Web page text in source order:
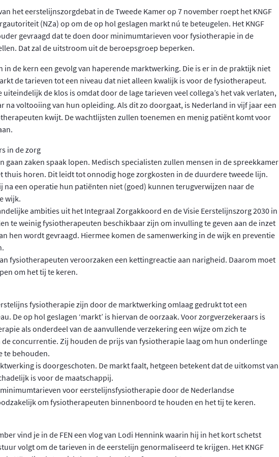
het eerstelijnszorgdebat in de Tweede Kamer op 7 november roept het KNGF
(NZa) op om de op hol geslagen markt nú te beteugelen. Het KNGF
gevraagd dat te doen door minimumtarieven voor fysiotherapie in de
Dat zal de uitstroom uit de beroepsgroep beperken.
in de kern een gevolg van haperende marktwerking. Die is er in de praktijk niet
de tarieven tot een niveau dat niet alleen kwalijk is voor de fysiotherapeut.
uiteindelijk de klos is omdat door de lage tarieven veel collega’s het vak verlaten,
na voltooiing van hun opleiding. Als dit zo doorgaat, is Nederland in vijf jaar een
kwijt. De wachtlijsten zullen toenemen en menig patiënt komt voor
in de zorg
gaan zaken spaak lopen. Medisch specialisten zullen mensen in de spreekkamer
thuis horen. Dit leidt tot onnodig hoge zorgkosten in de duurdere tweede lijn.
na een operatie hun patiënten niet (goed) kunnen terugverwijzen naar de
wijk.
ambities uit het Integraal Zorgakkoord en de Visie Eerstelijnszorg 2030 in
te weinig fysiotherapeuten beschikbaar zijn om invulling te geven aan de inzet
hen wordt gevraagd. Hiermee komen de samenwerking in de wijk en preventie
fysiotherapeuten veroorzaken een kettingreactie aan narigheid. Daarom moet
om het tij te keren.
fysiotherapie zijn door de marktwerking omlaag gedrukt tot een
De op hol geslagen ‘markt’ is hiervan de oorzaak. Voor zorgverzekeraars is
als onderdeel van de aanvullende verzekering een wijze om zich te
concurrentie. Zij houden de prijs van fysiotherapie laag om hun onderlinge
te behouden.
is doorgeschoten. De markt faalt, hetgeen betekent dat de uitkomst van
is voor de maatschappij.
voor eerstelijnsfysiotherapie door de Nederlandse
om fysiotherapeuten binnenboord te houden en het tij te keren.
vind je in de FEN een vlog van Lodi Hennink waarin hij in het kort schetst
volgt om de tarieven in de eerstelijn genormaliseerd te krijgen. Het KNGF